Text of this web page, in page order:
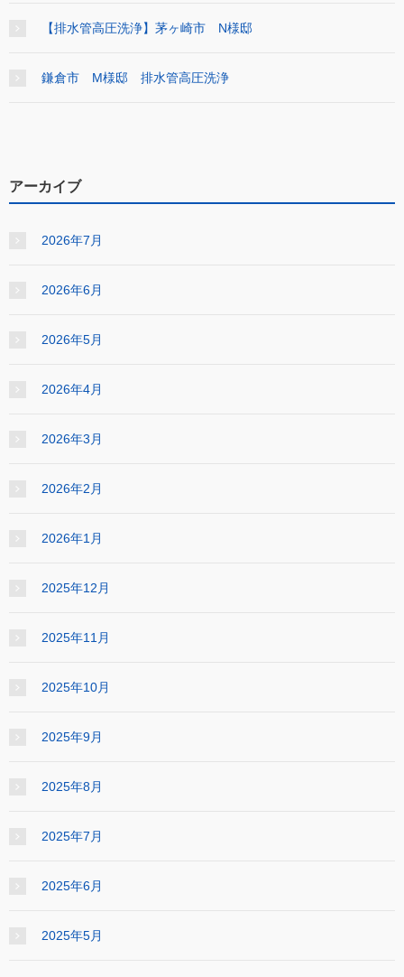
【排水管高圧洗浄】茅ヶ崎市 N様邸
鎌倉市 M様邸 排水管高圧洗浄
アーカイブ
2026年7月
2026年6月
2026年5月
2026年4月
2026年3月
2026年2月
2026年1月
2025年12月
2025年11月
2025年10月
2025年9月
2025年8月
2025年7月
2025年6月
2025年5月